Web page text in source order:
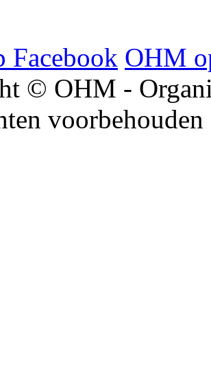
Facebook OHM
© OHM -